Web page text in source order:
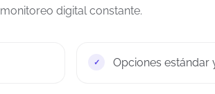
monitoreo digital constante.
Opciones estándar